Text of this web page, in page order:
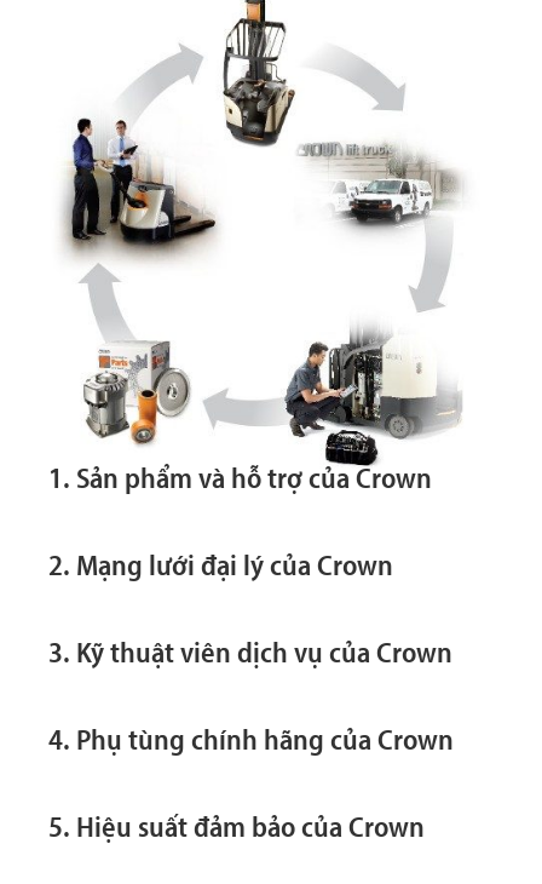
1. Sản phẩm và hỗ trợ của Crown
2. Mạng lưới đại lý của Crown
3. Kỹ thuật viên dịch vụ của Crown
4. Phụ tùng chính hãng của Crown
5. Hiệu suất đảm bảo của Crown